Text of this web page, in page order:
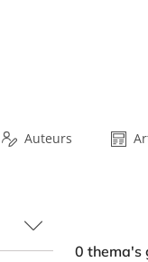
Auteurs
0 thema's